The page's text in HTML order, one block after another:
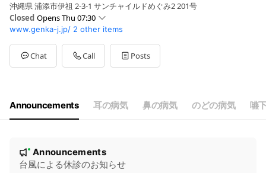
沖縄県 浦添市伊祖 2-3-1 サンチャイルドめぐみ2 201号
Closed Opens Thu 07:30
SunClosed
Mon07:30 - 11:00,13:00 - 16:00
Tue07:30 - 11:00,13:00 - 16:00
Wed07:30 - 11:00
休診：日曜、祝祭日
www.genka-j.jp/ 2 other items
Chat Call Posts
Announcements 耳の病気 鼻の病気 のどの病気 嚥
New
Announcements
台風による休診のお知らせ